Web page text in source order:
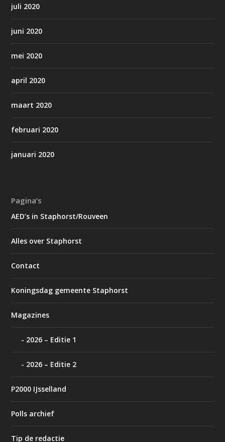
juli 2020
juni 2020
mei 2020
april 2020
maart 2020
februari 2020
januari 2020
Pagina’s
AED’s in Staphorst/Rouveen
Alles over Staphorst
Contact
Koningsdag gemeente Staphorst
Magazines
2026 – Editie 1
2026 – Editie 2
P2000 IJsselland
Polls archief
Tip de redactie